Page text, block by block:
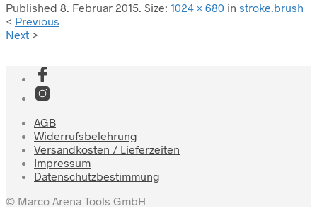
Published 8. Februar 2015. Size: 1024 × 680 in stroke.brush
< Previous
Next >
AGB
Widerrufsbelehrung
Versandkosten / Lieferzeiten
Impressum
Datenschutzbestimmung
© Marco Arena Tools GmbH